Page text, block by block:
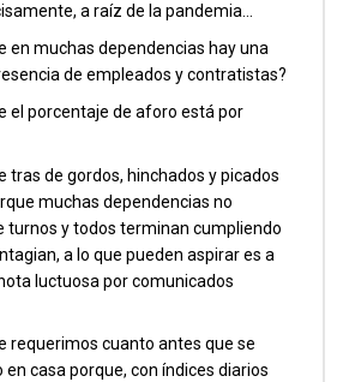
a raíz de la pandemia…
en muchas dependencias hay una
de empleados y contratistas?
el porcentaje de aforo está por
tras de gordos, hinchados y picados
muchas dependencias no
turnos y todos terminan cumpliendo
a lo que pueden aspirar es a
luctuosa por comunicados
requerimos cuanto antes que se
casa porque, con índices diarios